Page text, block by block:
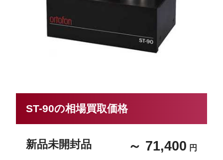
ST-90の相場買取価格
新品未開封品 ～ 71,400 円